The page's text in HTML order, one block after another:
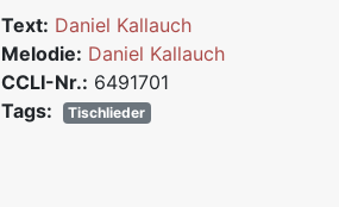
Text: Daniel Kallauch
Melodie: Daniel Kallauch
CCLI-Nr.: 6491701
Tags:
Tischlieder